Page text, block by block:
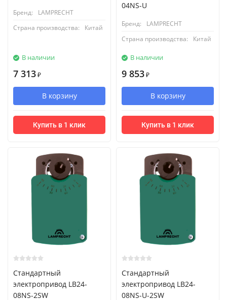
Бренд:
LAMPRECHT
Страна производства:
Китай
В наличии
7 313 ₽
В корзину
Купить в 1 клик
04NS-U
Бренд:
LAMPRECHT
Страна производства:
Китай
В наличии
9 853 ₽
В корзину
Купить в 1 клик
Стандартный
электропривод LB24-
08NS-2SW
Стандартный
электропривод LB24-
08NS-U-2SW